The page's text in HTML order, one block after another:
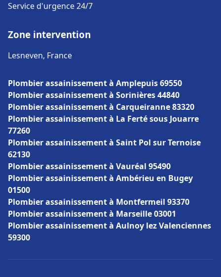
Service d'urgence 24/7
Zone intervention
Lesneven, France
Plombier assainissement à Amplepuis 69550
Plombier assainissement à Sorinières 44840
Plombier assainissement à Carqueiranne 83320
Plombier assainissement à La Ferté sous Jouarre
77260
Plombier assainissement à Saint Pol sur Ternoise
62130
Plombier assainissement à Vauréal 95490
Plombier assainissement à Ambérieu en Bugey
01500
Plombier assainissement à Montfermeil 93370
Plombier assainissement à Marseille 03001
Plombier assainissement à Aulnoy lez Valenciennes
59300